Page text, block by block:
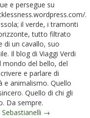
e persegue su
.
il verde, i tramonti
tutto filtrato
di un cavallo, suo
Il blog di Viaggi Verdi
del bello, del
e parlare di
e animalismo. Quello
Quello di chi gli
Da sempre.
Sebastianelli →